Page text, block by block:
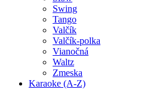
Swing
Tango
Valčík
Valčík-polka
Vianočná
Waltz
Zmeska
Karaoke (A-Z)